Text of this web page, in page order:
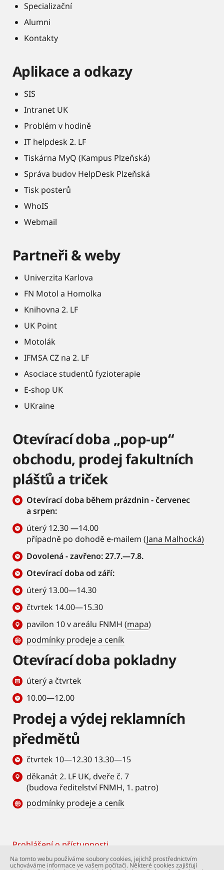
Specializační
Alumni
Kontakty
Aplikace a odkazy
SIS
Intranet UK
Problém v hodině
IT helpdesk 2. LF
Tiskárna MyQ (Kampus Plzeňská)
Správa budov HelpDesk Plzeňská
Tisk posterů
WhoIS
Webmail
Partneři & weby
Univerzita Karlova
FN Motol a Homolka
Knihovna 2. LF
UK Point
Motolák
IFMSA CZ na 2. LF
Asociace studentů fyzioterapie
E-shop UK
UKraine
Otevírací doba „pop-up“
obchodu, prodej fakultních
plášťů a triček
Otevírací doba během prázdnin - červenec
a srpen:
úterý 12.30 —14.00
případně po dohodě e-mailem (Jana Malhocká)
Dovolená - zavřeno: 27.7.—7.8.
Otevírací doba od září:
úterý 13.00—14.30
čtvrtek 14.00—15.30
pavilon 10 v areálu FNMH (mapa)
podmínky prodeje a ceník
Otevírací doba pokladny
úterý a čtvrtek
10.00—12.00
Prodej a výdej reklamních
předmětů
čtvrtek 10—12.30 13.30—15
děkanát 2. LF UK, dveře č. 7
(budova ředitelství FNMH, 1. patro)
podmínky prodeje a ceník
Footer
Prohlášení o přístupnosti
Na tomto webu používáme soubory cookies, jejichž prostřednictvím
uchováváme informace ve vašem počítači. Některé cookies zajišťují